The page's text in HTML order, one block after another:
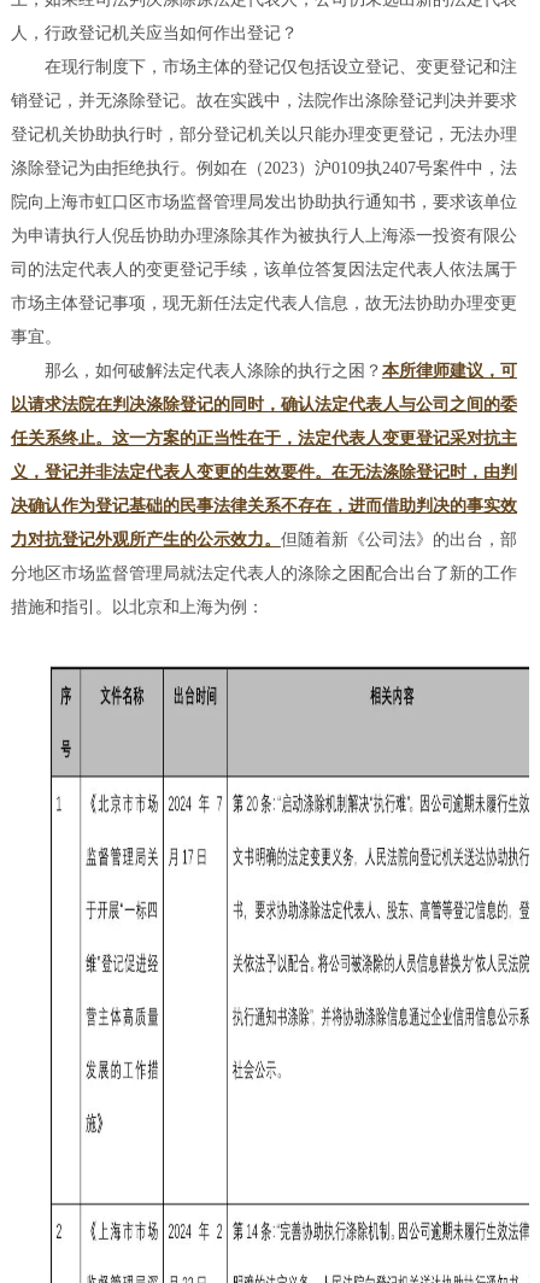
人，行政登记机关应当如何作出登记？
在现行制度下，市场主体的登记仅包括设立登记、变更登记和注
销登记，并无涤除登记。故在实践中，法院作出涤除登记判决并要求
登记机关协助执行时，部分登记机关以只能办理变更登记，无法办理
涤除登记为由拒绝执行。例如在（2023）沪0109执2407号案件中，法
院向上海市虹口区市场监督管理局发出协助执行通知书，要求该单位
为申请执行人倪岳协助办理涤除其作为被执行人上海添一投资有限公
司的法定代表人的变更登记手续，该单位答复因法定代表人依法属于
市场主体登记事项，现无新任法定代表人信息，故无法协助办理变更
事宜。
那么，如何破解法定代表人涤除的执行之困？ 本所律师建议，可
以请求法院在判决涤除登记的同时，确认法定代表人与公司之间的委
任关系终止。这一方案的正当性在于，法定代表人变更登记采对抗主
义，登记并非法定代表人变更的生效要件。在无法涤除登记时，由判
决确认作为登记基础的民事法律关系不存在，进而借助判决的事实效
力对抗登记外观所产生的公示效力。 但随着新《公司法》的出台，部
分地区市场监督管理局就法定代表人的涤除之困配合出台了新的工作
措施和指引。以北京和上海为例：